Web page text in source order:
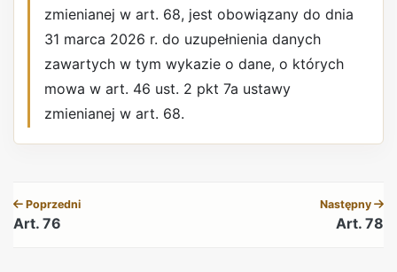
zmienianej w art. 68, jest obowiązany do dnia
31 marca 2026 r. do uzupełnienia danych
zawartych w tym wykazie o dane, o których
mowa w art. 46 ust. 2 pkt 7a ustawy
zmienianej w art. 68.
Poprzedni
Art. 76
Następny
Art. 78